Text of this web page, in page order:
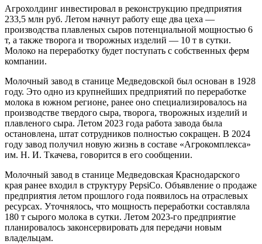
Агрохолдинг инвестировал в реконструкцию предприятия
233,5 млн руб. Летом начнут работу еще два цеха —
производства плавленых сыров потенциальной мощностью 6
т, а также творога и творожных изделий — 10 т в сутки.
Молоко на переработку будет поступать с собственных ферм
компании.
Молочный завод в станице Медведовской был основан в 1928
году. Это одно из крупнейших предприятий по переработке
молока в южном регионе, ранее оно специализировалось на
производстве твердого сыра, творога, творожных изделий и
плавленого сыра. Летом 2023 года работа завода была
остановлена, штат сотрудников полностью сокращен. В 2024
году завод получил новую жизнь в составе «Агрокомплекса»
им. Н. И. Ткачева, говорится в его сообщении.
Молочный завод в станице Медведовская Краснодарского
края ранее входил в структуру PepsiCo. Объявление о продаже
предприятия летом прошлого года появилось на отраслевых
ресурсах. Уточнялось, что мощность переработки составляла
180 т сырого молока в сутки. Летом 2023-го предприятие
планировалось законсервировать для передачи новым
владельцам.